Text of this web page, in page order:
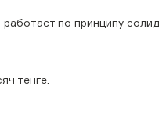
по принципу
тенге.